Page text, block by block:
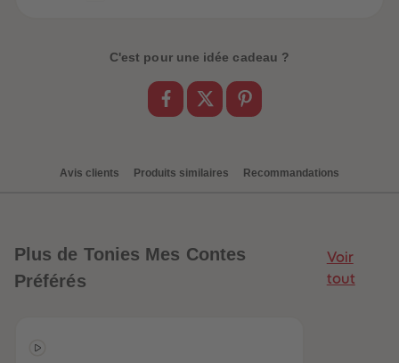
C'est pour une idée cadeau ?
Avis clients Produits similaires Recommandations
Plus de Tonies Mes Contes
Préférés
Voir
tout